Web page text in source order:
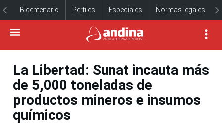
Bicentenario Perfiles Especiales Normas legales
La Libertad: Sunat incauta más
de 5,000 toneladas de
productos mineros e insumos
químicos